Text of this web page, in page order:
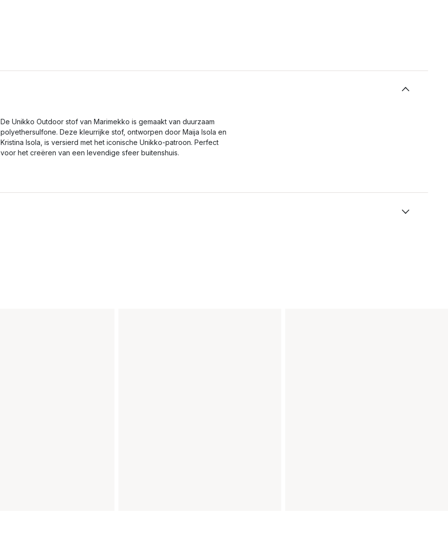
De Unikko Outdoor stof van Marimekko is gemaakt van duurzaam
polyethersulfone. Deze kleurrijke stof, ontworpen door Maija Isola en
Kristina Isola, is versierd met het iconische Unikko-patroon. Perfect
voor het creëren van een levendige sfeer buitenshuis.